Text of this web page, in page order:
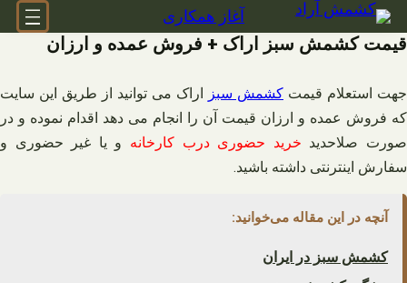
رفتن
به
محتوا
آغاز همکاری
قیمت کشمش سبز اراک + فروش عمده و ارزان
جهت استعلام قیمت کشمش سبز اراک می توانید از طریق این سایت
که فروش عمده و ارزان قیمت آن را انجام می دهد اقدام نموده و در
صورت صلاحدید خرید حضوری درب کارخانه و یا غیر حضوری و
سفارش اینترنتی داشته باشید.
آنچه در این مقاله می‌خوانید:
کشمش سبز در ایران